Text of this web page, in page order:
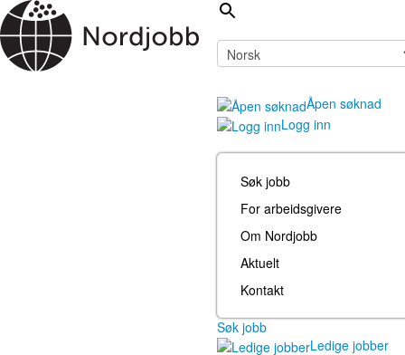
Åpen søknad
Logg inn
Søk jobb
For arbeidsgivere
Om Nordjobb
Aktuelt
Kontakt
Søk jobb
Ledige jobber